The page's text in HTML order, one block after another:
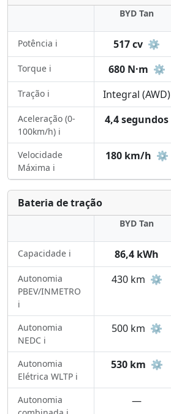
BYD Tan
Potência ℹ️
517 cv ⚙️
Torque ℹ️ 680 N·m ⚙️
Tração ℹ️ Integral (AWD)
Aceleração (0-
100km/h) ℹ️
4,4 segundos
Velocidade
Máxima ℹ️
180 km/h ⚙️
Bateria de tração
BYD Tan
Capacidade ℹ️
86,4 kWh
Autonomia
PBEV/INMETRO
ℹ️
430 km ⚙️
Autonomia
NEDC ℹ️
500 km ⚙️
Autonomia
Elétrica WLTP ℹ️
530 km ⚙️
Autonomia
—